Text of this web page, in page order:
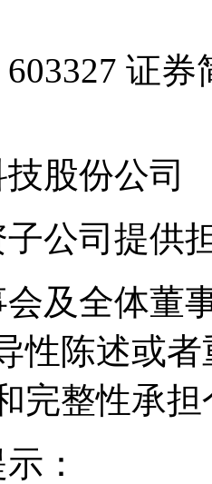
证
股份公司
公司提供
及全体董
性陈述或
完整性承
：